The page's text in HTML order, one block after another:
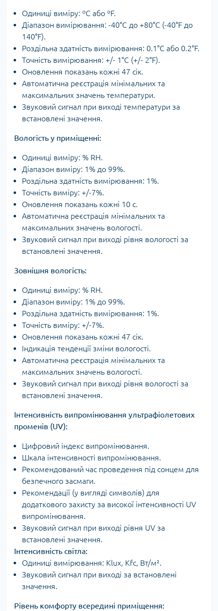
Одиниці виміру: ºС або ºF.
Діапазон вимірювання: -40°C до +80°C (-40°F до
140°F).
Роздільна здатність вимірювання: 0.1°C або 0.2°F.
Точність вимірювання: +/- 1°C (+/- 2°F).
Оновлення показань кожні 47 сік.
Автоматична реєстрація мінімальних та
максимальних значень температури.
Звуковий сигнал при виході температури за
встановлені значення.
Вологість у приміщенні:
Одиниці виміру: % RH.
Діапазон виміру: 1% до 99%.
Роздільна здатність вимірювання: 1%.
Точність виміру: +/-7%.
Оновлення показань кожні 10 с.
Автоматична реєстрація мінімальних та
максимальних значень вологості.
Звуковий сигнал при виході рівня вологості за
встановлені значення.
Зовнішня вологість:
Одиниці виміру: % RH.
Діапазон виміру: 1% до 99%.
Роздільна здатність вимірювання: 1%.
Точність виміру: +/-7%.
Оновлення показань кожні 47 сік.
Індикація тенденції зміни вологості.
Автоматична реєстрація мінімальних та
максимальних значень вологості.
Звуковий сигнал при виході рівня вологості за
встановлені значення.
Інтенсивність випромінювання ультрафіолетових
променів (UV):
Цифровий індекс випромінювання.
Шкала інтенсивності випромінювання.
Рекомендований час проведення під сонцем для
безпечного засмаги.
Рекомендації (у вигляді символів) для
додаткового захисту за високої інтенсивності UV
випромінювання.
Звуковий сигнал при виході рівня UV за
встановлені значення.
Інтенсивність світла:
Одиниці вимірювання: Klux, Kfc, Вт/м².
Звуковий сигнал при виході за встановлені
значення.
Рівень комфорту всередині приміщення: